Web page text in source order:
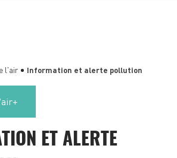
l'air Information et alerte pollution
ET ALERTE